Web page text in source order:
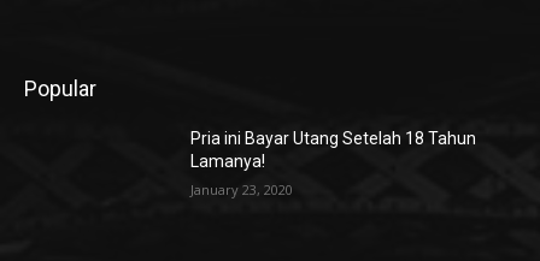
Popular
Pria ini Bayar Utang Setelah 18 Tahun
Lamanya!
January 23, 2020